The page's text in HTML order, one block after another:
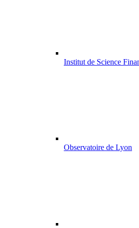
Institut de Science
Observatoire de Lyon